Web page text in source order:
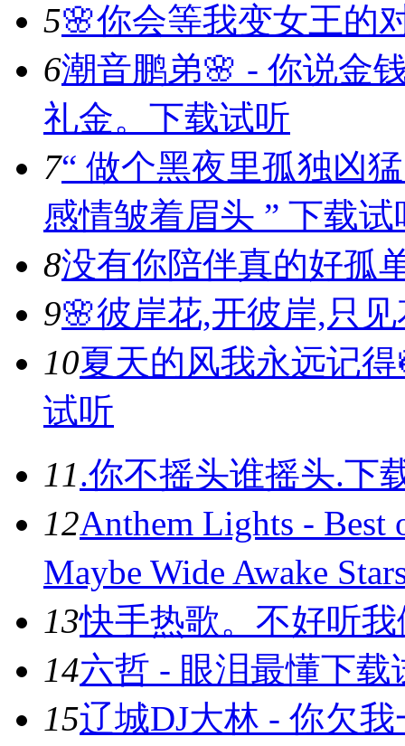
5🌸你会等我变女王的
6潮音鹏弟🌸 - 你说金
礼金。 下载试听
7“ 做个黑夜里孤独凶
感情皱着眉头 ” ​​​ 下载试
8没有你陪伴真的好孤
9🌸彼岸花,开彼岸,只
10夏天的风我永远记
试听
11.你不摇头谁摇头.下
12Anthem Lights - Best
Maybe Wide Awake
13快手热歌。不好听
14六哲 - 眼泪最懂下载
15辽城DJ大林 - 你欠